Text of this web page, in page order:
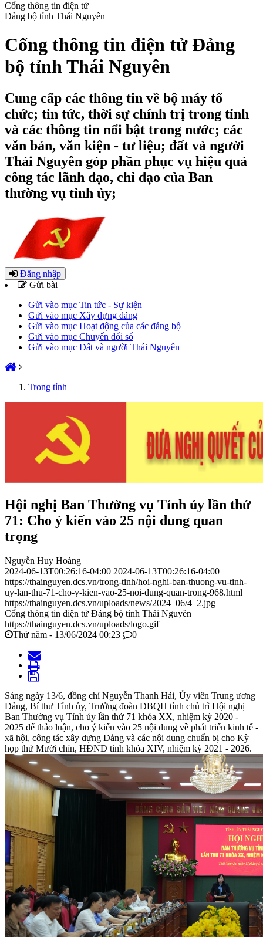
Cổng thông tin điện tử
Đảng bộ tỉnh Thái Nguyên
Cổng thông tin điện tử Đảng
bộ tỉnh Thái Nguyên
Cung cấp các thông tin về bộ máy tổ
chức; tin tức, thời sự chính trị trong tỉnh
và các thông tin nổi bật trong nước; các
văn bản, văn kiện - tư liệu; đất và người
Thái Nguyên góp phần phục vụ hiệu quả
công tác lãnh đạo, chỉ đạo của Ban
thường vụ tỉnh ủy;
Đăng nhập
Gửi bài
Gửi vào mục Tin tức - Sự kiện
Gửi vào mục Xây dựng đảng
Gửi vào mục Hoạt động của các đảng bộ
Gửi vào mục Chuyển đổi số
Gửi vào mục Đất và người Thái Nguyên
Trong tỉnh
Hội nghị Ban Thường vụ Tỉnh ủy lần thứ
71: Cho ý kiến vào 25 nội dung quan
trọng
Nguyễn Huy Hoàng
2024-06-13T00:26:16-04:00 2024-06-13T00:26:16-04:00
https://thainguyen.dcs.vn/trong-tinh/hoi-nghi-ban-thuong-vu-tinh-
uy-lan-thu-71-cho-y-kien-vao-25-noi-dung-quan-trong-968.html
https://thainguyen.dcs.vn/uploads/news/2024_06/4_2.jpg
Cổng thông tin điện tử Đảng bộ tỉnh Thái Nguyên
https://thainguyen.dcs.vn/uploads/logo.gif
Thứ năm - 13/06/2024 00:23
0
Sáng ngày 13/6, đồng chí Nguyễn Thanh Hải, Ủy viên Trung ương
Đảng, Bí thư Tỉnh ủy, Trưởng đoàn ĐBQH tỉnh chủ trì Hội nghị
Ban Thường vụ Tỉnh ủy lần thứ 71 khóa XX, nhiệm kỳ 2020 -
2025 để thảo luận, cho ý kiến vào 25 nội dung về phát triển kinh tế -
xã hội, công tác xây dựng Đảng và các nội dung chuẩn bị cho Kỳ
họp thứ Mười chín, HĐND tỉnh khóa XIV, nhiệm kỳ 2021 - 2026.